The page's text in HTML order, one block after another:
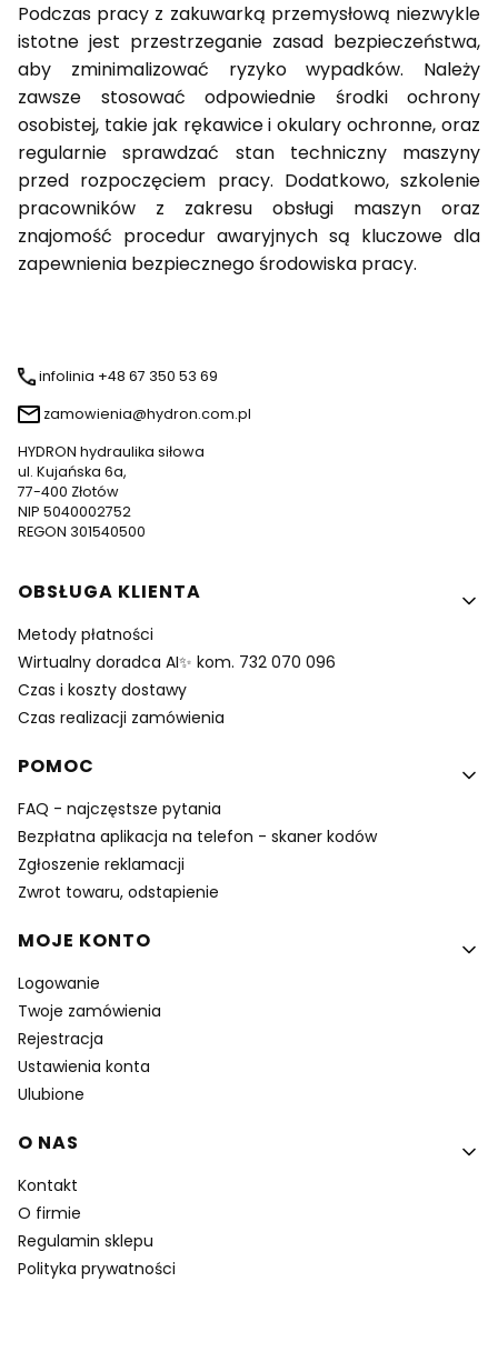
Podczas pracy z zakuwarką przemysłową niezwykle
istotne jest przestrzeganie zasad bezpieczeństwa,
aby zminimalizować ryzyko wypadków. Należy
zawsze stosować odpowiednie środki ochrony
osobistej, takie jak rękawice i okulary ochronne, oraz
regularnie sprawdzać stan techniczny maszyny
przed rozpoczęciem pracy. Dodatkowo, szkolenie
pracowników z zakresu obsługi maszyn oraz
znajomość procedur awaryjnych są kluczowe dla
zapewnienia bezpiecznego środowiska pracy.
infolinia +48 67 350 53 69
zamowienia@hydron.com.pl
HYDRON hydraulika siłowa
ul. Kujańska 6a,
77-400 Złotów
NIP 5040002752
REGON 301540500
Linki w stopce
OBSŁUGA KLIENTA
Metody płatności
Wirtualny doradca AI✨ kom. 732 070 096
Czas i koszty dostawy
Czas realizacji zamówienia
POMOC
FAQ - najczęstsze pytania
Bezpłatna aplikacja na telefon - skaner kodów
Zgłoszenie reklamacji
Zwrot towaru, odstapienie
MOJE KONTO
Logowanie
Twoje zamówienia
Rejestracja
Ustawienia konta
Ulubione
O NAS
Kontakt
O firmie
Regulamin sklepu
Polityka prywatności